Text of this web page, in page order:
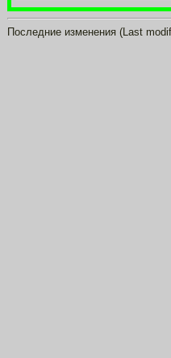
Последние изменения (Last